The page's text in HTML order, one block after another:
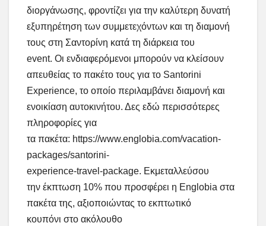
διοργάνωσης, φροντίζει για την καλύτερη δυνατή
εξυπηρέτηση των συμμετεχόντων και τη διαμονή
τους στη Σαντορίνη κατά τη διάρκεια του
event. Οι ενδιαφερόμενοι μπορούν να κλείσουν
απευθείας το πακέτο τους για το Santorini
Experience, το οποίο περιλαμβάνει διαμονή και
ενοικίαση αυτοκινήτου. Δες εδώ περισσότερες
πληροφορίες για
τα πακέτα: https://www.englobia.com/vacation-
packages/santorini-
experience-travel-package. Εκμεταλλεύσου
την έκπτωση 10% που προσφέρει η Englobia στα
πακέτα της, αξιοποιώντας το εκπτωτικό
κουπόνι στο ακόλουθο